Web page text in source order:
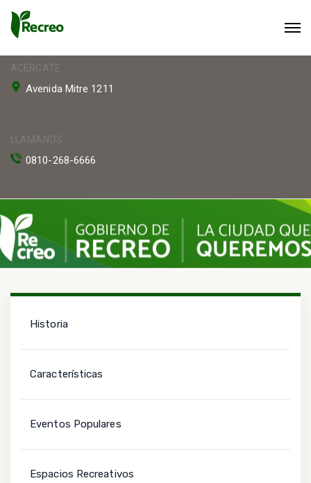
ACERCATE
Avenida Mitre 1211
LLAMANOS
0810-268-6666
Historia
Características
Eventos Populares
Espacios Recreativos